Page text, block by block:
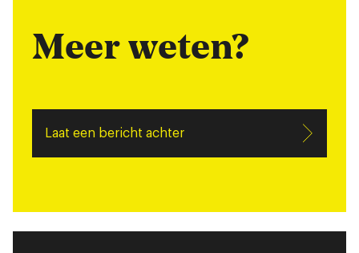
Meer weten?
Laat een bericht achter